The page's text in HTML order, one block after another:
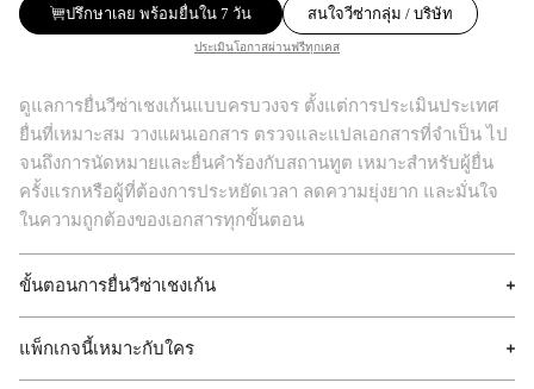
ปรึกษาเลย พร้อมยื่นใน 7 วัน สนใจวีซ่ากลุ่ม / บริษัท
ประเมินโอกาสผ่านฟรีทุกเคส
ดูแลการยื่นวีซ่าเชงเก้นแบบครบวงจร ตั้งแต่การประเมินประเทศ
ยื่นที่เหมาะสม วางแผนเอกสาร ตรวจและแปลเอกสารที่จำเป็น ไป
จนถึงการนัดหมายและยื่นคำร้องกับสถานทูต เหมาะสำหรับผู้ยื่น
ครั้งแรกหรือผู้ที่ต้องการประหยัดเวลา ลดความยุ่งยาก และมั่นใจ
ในความถูกต้องของเอกสารทุกขั้นตอน
ขั้นตอนการยื่นวีซ่าเชงเก้น
แพ็กเกจนี้เหมาะกับใคร